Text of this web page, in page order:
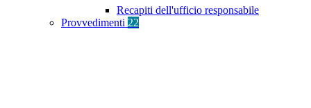
Recapiti dell'ufficio responsabile
Provvedimenti 22